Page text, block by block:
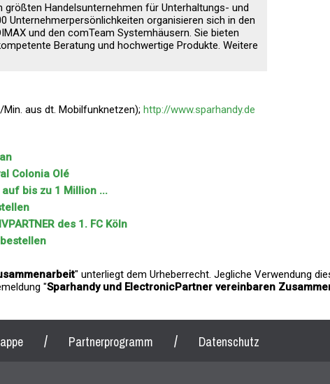
Handelsunternehmen für Unterhaltungs- und
Unternehmerpersönlichkeiten organisieren sich in den
und den comTeam Systemhäusern. Sie bieten
Beratung und hochwertige Produkte. Weitere
aus dt. Mobilfunknetzen); http://www.sparhandy.de
Colonia Olé
bis zu 1 Million ...
des 1. FC Köln
" unterliegt dem Urheberrecht. Jegliche Verwendung
"Sparhandy und ElectronicPartner vereinbaren
/ Partnerprogramm / Datenschutz